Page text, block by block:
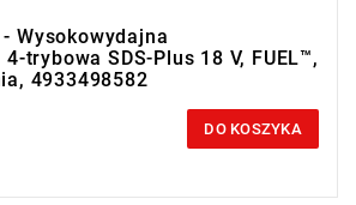
Wysokowydajna
trybowa SDS-Plus 18 V, FUEL™,
4933498582
DO KOSZYKA